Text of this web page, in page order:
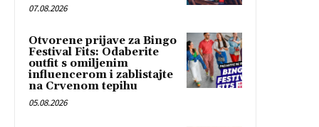
07.08.2026
Otvorene prijave za Bingo
Festival Fits: Odaberite
outfit s omiljenim
influencerom i zablistajte
na Crvenom tepihu
05.08.2026